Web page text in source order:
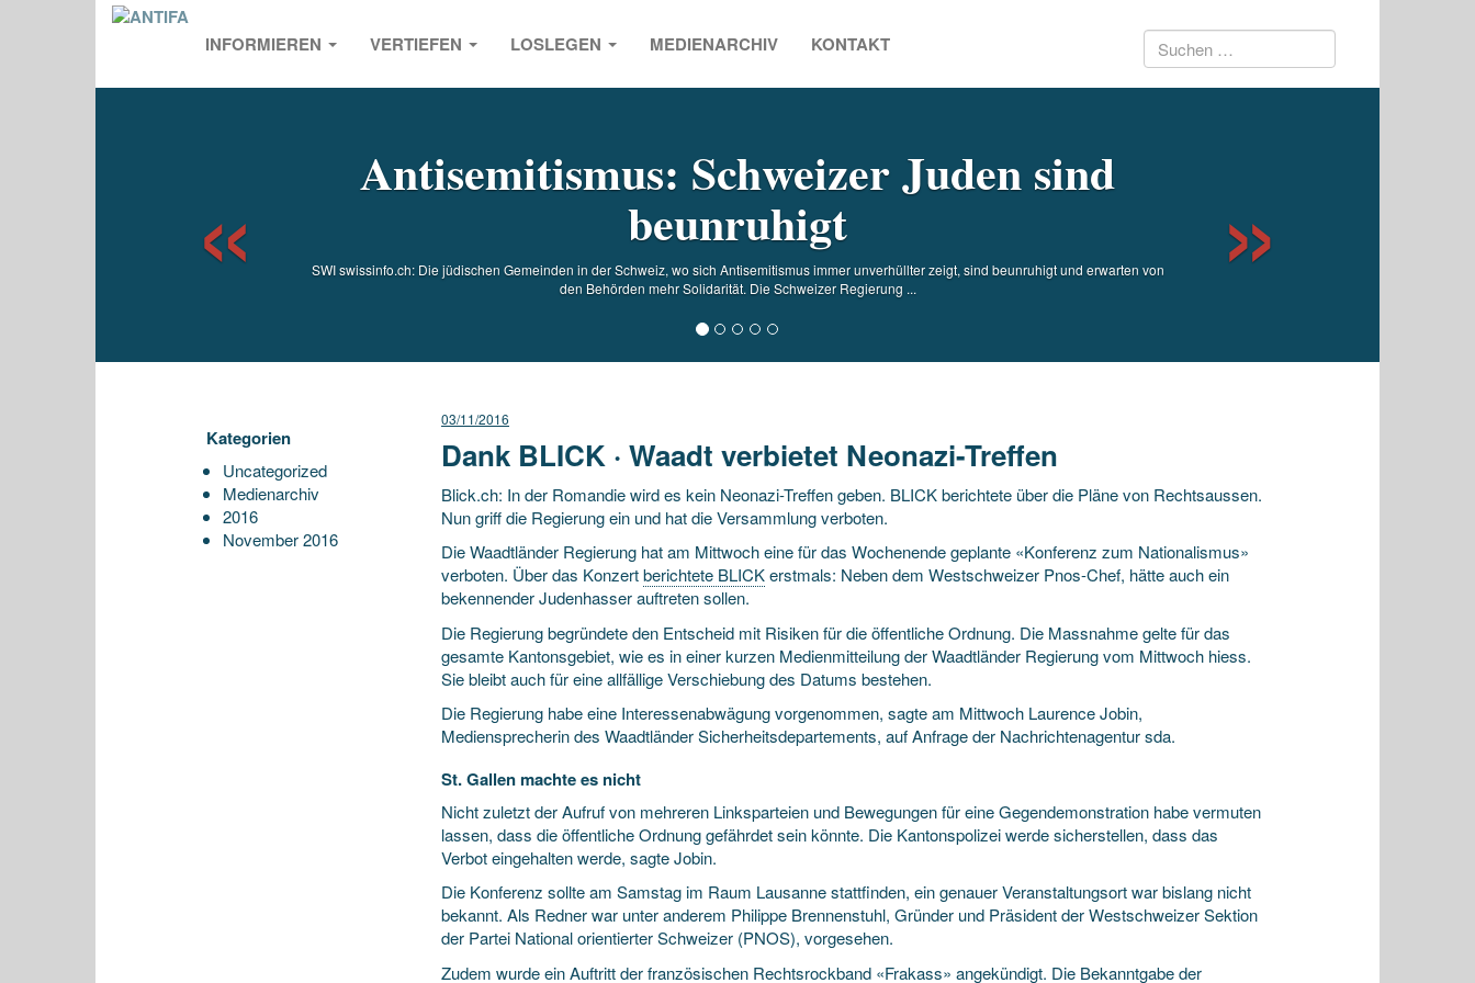
INFORMIEREN VERTIEFEN LOSLEGEN MEDIENARCHIV KONTAKT Suchen
Antisemitismus: Schweizer Juden sind
beunruhigt
SWI swissinfo.ch: Die jüdischen Gemeinden in der Schweiz, wo sich Antisemitismus immer unverhüllter zeigt, sind beunruhigt und erwarten von
den Behörden mehr Solidarität. Die Schweizer Regierung ...
Previous
Kategorien
Uncategorized
Medienarchiv
2016
November 2016
03/11/2016
Dank BLICK · Waadt verbietet Neonazi-Treffen
Blick.ch: In der Romandie wird es kein Neonazi-Treffen geben. BLICK berichtete über die Pläne von Rechtsaussen.
Nun griff die Regierung ein und hat die Versammlung verboten.
Die Waadtländer Regierung hat am Mittwoch eine für das Wochenende geplante «Konferenz zum Nationalismus»
verboten. Über das Konzertberichtete BLICKerstmals: Neben dem Westschweizer Pnos-Chef, hätte auch ein
bekennender Judenhasser auftreten sollen.
Die Regierung begründete den Entscheid mit Risiken für die öffentliche Ordnung. Die Massnahme gelte für das
gesamte Kantonsgebiet, wie es in einer kurzen Medienmitteilung der Waadtländer Regierung vom Mittwoch hiess.
Sie bleibt auch für eine allfällige Verschiebung des Datums bestehen.
Die Regierung habe eine Interessenabwägung vorgenommen, sagte am Mittwoch Laurence Jobin,
Mediensprecherin des Waadtländer Sicherheitsdepartements, auf Anfrage der Nachrichtenagentur sda.
St. Gallen machte es nicht
Nicht zuletzt der Aufruf von mehreren Linksparteien und Bewegungen für eine Gegendemonstration habe vermuten
lassen, dass die öffentliche Ordnung gefährdet sein könnte. Die Kantonspolizei werde sicherstellen, dass das
Verbot eingehalten werde, sagte Jobin.
Die Konferenz sollte am Samstag im Raum Lausanne stattfinden, ein genauer Veranstaltungsort war bislang nicht
bekannt. Als Redner war unter anderem Philippe Brennenstuhl, Gründer und Präsident der Westschweizer Sektion
der Partei National orientierter Schweizer (PNOS), vorgesehen.
Zudem wurde ein Auftritt der französischen Rechtsrockband «Frakass» angekündigt. Die Bekanntgabe der